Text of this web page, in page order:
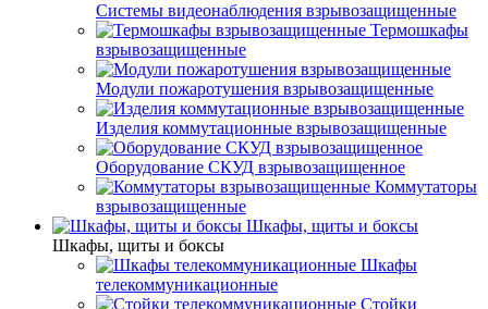
Системы видеонаблюдения взрывозащищенные
Термошкафы
взрывозащищенные
Модули пожаротушения взрывозащищенные
Изделия коммутационные взрывозащищенные
Оборудование СКУД взрывозащищенное
Коммутаторы
взрывозащищенные
Шкафы, щиты и боксы
Шкафы, щиты и боксы
Шкафы
телекоммуникационные
Стойки